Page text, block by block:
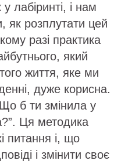
лабіринті, і нам
як розплутати цей
разі практика
який
життя, яке ми
дуже корисна.
б ти змінила у
Ця методика
питання і, що
і змінити своє